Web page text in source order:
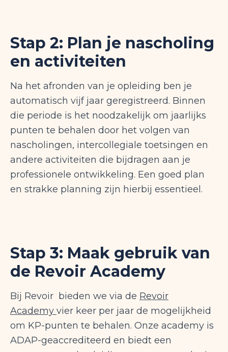
Stap 2: Plan je nascholing
en activiteiten
Na het afronden van je opleiding ben je
automatisch vijf jaar geregistreerd. Binnen
die periode is het noodzakelijk om jaarlijks
punten te behalen door het volgen van
nascholingen, intercollegiale toetsingen en
andere activiteiten die bijdragen aan je
professionele ontwikkeling. Een goed plan
en strakke planning zijn hierbij essentieel.
Stap 3: Maak gebruik van
de Revoir Academy
Bij Revoir bieden we via de Revoir
Academy vier keer per jaar de mogelijkheid
om KP-punten te behalen. Onze academy is
ADAP-geaccrediteerd en biedt een